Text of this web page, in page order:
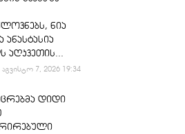
ნია
ანასტასია
აღკვეთის...
აგვისტო 7, 2026 19:34
დიდი